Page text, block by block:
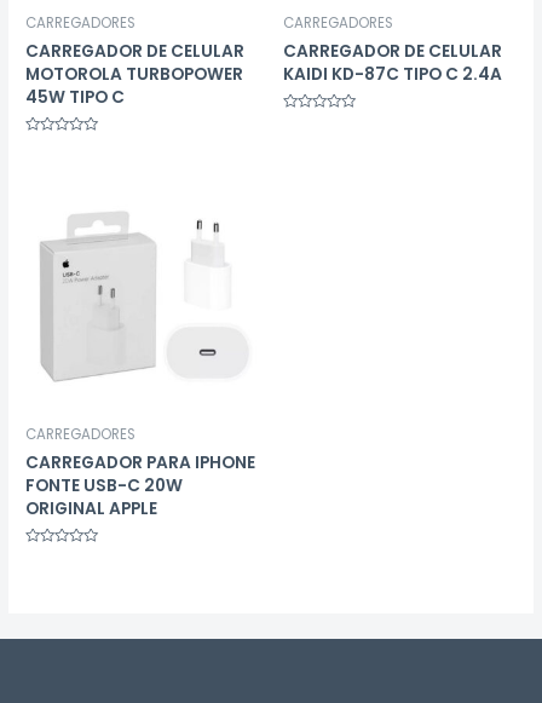
CARREGADORES
CARREGADOR DE CELULAR
MOTOROLA TURBOPOWER
45W TIPO C
CARREGADORES
CARREGADOR DE CELULAR
KAIDI KD-87C TIPO C 2.4A
CARREGADORES
CARREGADOR PARA IPHONE
FONTE USB-C 20W
ORIGINAL APPLE